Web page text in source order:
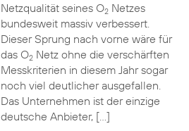
Netzqualität seines O2Netzes
bundesweit massiv verbessert.
Dieser Sprung nach vorne wäre für
das O2Netz ohne die verschärften
Messkriterien in diesem Jahr sogar
noch viel deutlicher ausgefallen.
Das Unternehmen ist der einzige
deutsche Anbieter, […]